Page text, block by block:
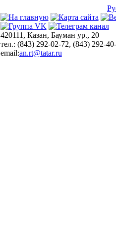
420111, Казан, Бауман ур., 20
тел.: (843) 292-02-72, (843) 292-
email:an.rt@tatar.ru